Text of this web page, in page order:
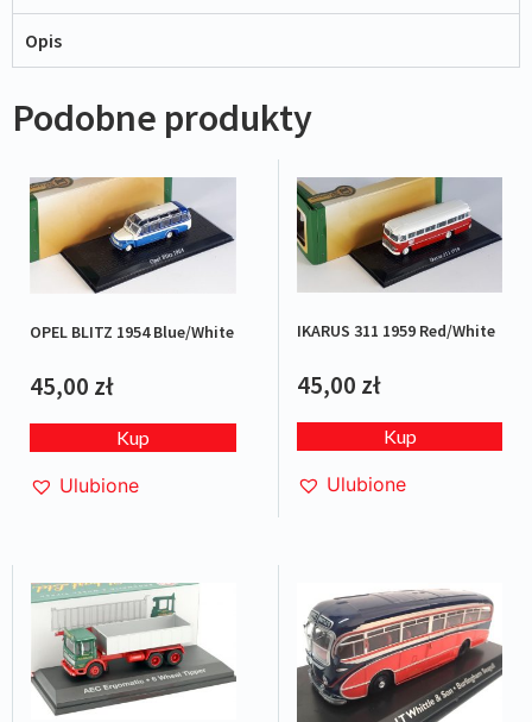
Opis
Podobne produkty
OPEL BLITZ 1954 Blue/White
45,00 zł
Kup
Ulubione
IKARUS 311 1959 Red/White
45,00 zł
Kup
Ulubione